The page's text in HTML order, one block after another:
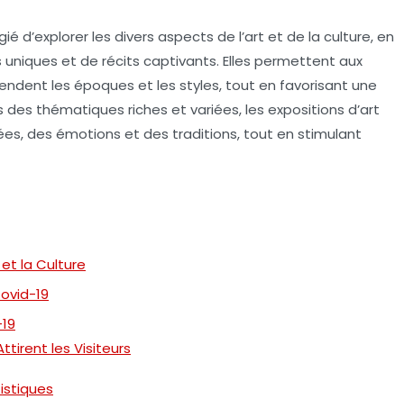
d’explorerles divers aspects de l’art et de la culture, en
et de récits captivants. Elles permettent aux
les époques et les styles, tout en favorisant une
thématiques riches et variées, les expositions d’art
des émotions et des traditions, tout en stimulant
et la Culture
19
les Visiteurs